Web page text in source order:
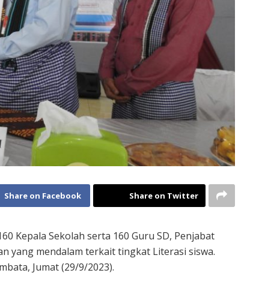
Share on Facebook Share on Twitter
Kepala Sekolah serta 160 Guru SD, Penjabat
yang mendalam terkait tingkat Literasi siswa.
Jumat (29/9/2023).